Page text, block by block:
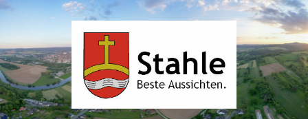
Skip
to
Skip
to
navigation
Skip
to